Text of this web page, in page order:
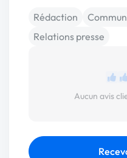
Rédaction
Relations presse
Aucun avis